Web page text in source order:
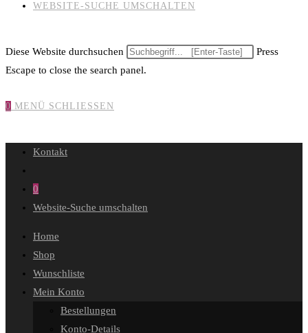
WEBSITE-SUCHE UMSCHALTEN
Diese Website durchsuchen
Press
Escape to close the search panel.
0 MENÜ SCHLIESSEN
Kontakt
0
Website-Suche umschalten
Home
Shop
Wunschliste
Mein Konto
Bestellungen
Konto-Details